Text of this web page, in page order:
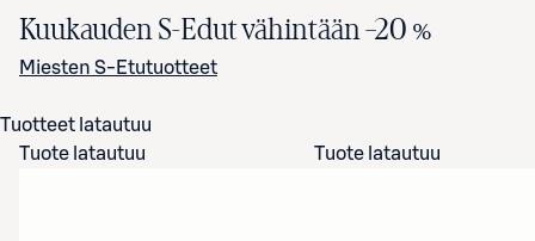
Kuukauden S-Edut vähintään –20 %
Miesten S-Etutuotteet
Tuotteet latautuu
Tuote latautuu
Tuote latautuu